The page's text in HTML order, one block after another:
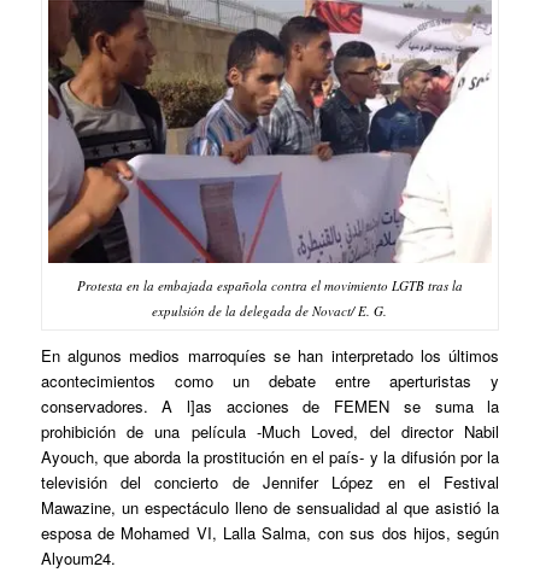
Protesta en la embajada española contra el movimiento LGTB tras la
expulsión de la delegada de Novact/ E. G.
En algunos medios marroquíes se han interpretado los últimos
acontecimientos como un debate entre aperturistas y
conservadores. A l]as acciones de FEMEN se suma la
prohibición de una película -Much Loved, del director Nabil
Ayouch, que aborda la prostitución en el país- y la difusión por la
televisión del concierto de Jennifer López en el Festival
Mawazine, un espectáculo lleno de sensualidad al que asistió la
esposa de Mohamed VI, Lalla Salma, con sus dos hijos, según
Alyoum24.